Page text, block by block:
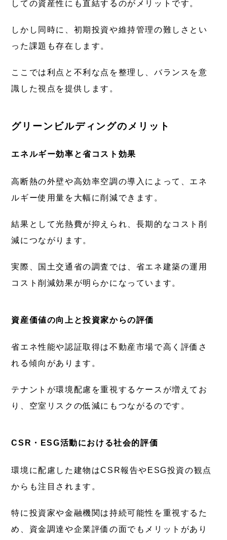
しての資産性にも直結するのがメリットです。
しかし同時に、初期投資や維持管理の難しさとい
った課題も存在します。
ここでは利点と不利な点を整理し、バランスを意
識した視点を提供します。
グリーンビルディングのメリット
エネルギー効率と省コスト効果
高断熱の外壁や高効率空調の導入によって、エネ
ルギー使用量を大幅に削減できます。
結果として光熱費が抑えられ、長期的なコスト削
減につながります。
実際、国土交通省の調査では、省エネ建築の運用
コスト削減効果が明らかになっています。
資産価値の向上と投資家からの評価
省エネ性能や認証取得は不動産市場で高く評価さ
れる傾向があります。
テナントが環境配慮を重視するケースが増えてお
り、空室リスクの低減にもつながるのです。
CSR・ESG活動における社会的評価
環境に配慮した建物はCSR報告やESG投資の観点
からも注目されます。
特に投資家や金融機関は持続可能性を重視するた
め、資金調達や企業評価の面でもメリットがあり